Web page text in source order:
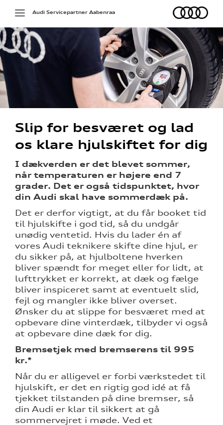
5 år?
til
Toggle
navigation
Audi
Audi Servicepartner Aabenraa
Slip for besværet og lad
os klare hjulskiftet for dig
I dækverden er det blevet sommer,
når temperaturen er højere end 7
grader. Det er også tidspunktet, hvor
din Audi skal have sommerdæk på.
Det er derfor vigtigt, at du får booket tid
til hjulskifte i god tid, så du undgår
unødig ventetid. Hvis du lader én af
vores Audi teknikere skifte dine hjul, er
du sikker på, at hjulboltene hverken
bliver spændt for meget eller for lidt, at
lufttrykket er korrekt, at dæk og fælge
bliver inspiceret samt at eventuelt slid,
fejl og mangler ikke bliver overset.
Ønsker du at slippe for besværet med at
opbevare dine vinterdæk, tilbyder vi også
at opbevare dine dæk for dig.
Bremsetjek med bremserens til 995
kr.*
Når du er alligevel er forbi værkstedet til
hjulskift, er det en rigtig god idé at få
tjekket tilstanden på dine bremser, så
din Audi er klar til sikkert at gå
sommervejret i møde. Ved et